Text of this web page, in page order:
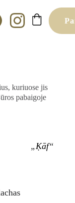
kuriuose jis
pabaigoje
„Ḳāf“